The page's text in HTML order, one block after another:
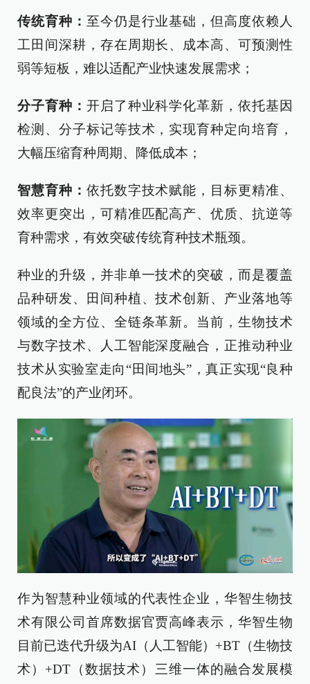
传统育种： 至今仍是行业基础，但高度依赖人
工田间深耕，存在周期长、成本高、可预测性
弱等短板，难以适配产业快速发展需求；
分子育种： 开启了种业科学化革新，依托基因
检测、分子标记等技术，实现育种定向培育，
大幅压缩育种周期、降低成本；
智慧育种： 依托数字技术赋能，目标更精准、
效率更突出，可精准匹配高产、优质、抗逆等
育种需求，有效突破传统育种技术瓶颈。
种业的升级，并非单一技术的突破，而是覆盖
品种研发、田间种植、技术创新、产业落地等
领域的全方位、全链条革新。当前，生物技术
与数字技术、人工智能深度融合，正推动种业
技术从实验室走向“田间地头”，真正实现“良种
配良法”的产业闭环。
作为智慧种业领域的代表性企业，华智生物技
术有限公司首席数据官贾高峰表示，华智生物
目前已迭代升级为AI（人工智能）+BT（生物技
术）+DT（数据技术）三维一体的融合发展模